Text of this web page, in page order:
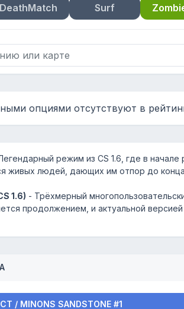
DeathMatch Surf
опциями отсутствуют в
режим из CS 1.6, где в
живых людей, дающих им отпор до
1.6) - Трёхмерный
продолжением, и актуальной
/ MINONS SANDSTONE #1